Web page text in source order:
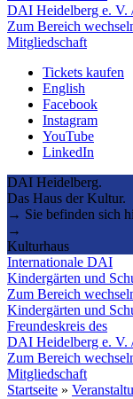
DAI Heidelberg e. V.
Zum Bereich
Mitgliedschaft
Tickets kaufen
English
Facebook
Instagram
YouTube
LinkedIn
DAI Heidelberg.
Das Haus der Kultur.
→ Sie befinden sich
→
Kulturhaus
Internationale DAI
Kindergärten und
Zum Bereich
Kindergärten und
Freundeskreis des
DAI Heidelberg e. V.
Zum Bereich
Mitgliedschaft
Startseite »